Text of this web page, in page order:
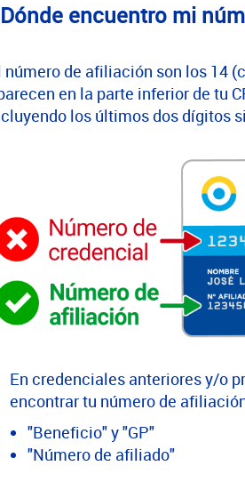
encuentro mi
número de afiliación son los 14
en la parte inferior de tu
los últimos dos dígitos
En credenciales anteriores y/o
encontrar tu número de
"Beneficio" y "GP"
"Número de afiliado"